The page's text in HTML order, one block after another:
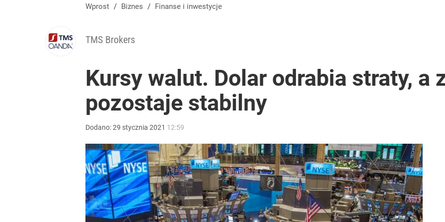
Farmacja: wzrost pod presją. co czeka branżę do 2030 roku?
dodaj
Sąd rozprawił się z bankową fikcją. „Niby-potrącenia” pod ostrzałem
Wprost / Biznes / Finanse i inwestycje
TMS Brokers
Kursy walut. Dolar odrabia straty, a
pozostaje stabilny
Dodano:29 stycznia 2021 12:59